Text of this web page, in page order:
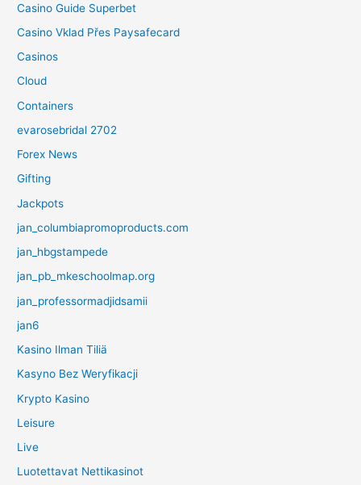
Casino Guide Superbet
Casino Vklad Přes Paysafecard
Casinos
Cloud
Containers
evarosebridal 2702
Forex News
Gifting
Jackpots
jan_columbiapromoproducts.com
jan_hbgstampede
jan_pb_mkeschoolmap.org
jan_professormadjidsamii
jan6
Kasino Ilman Tiliä
Kasyno Bez Weryfikacji
Krypto Kasino
Leisure
Live
Luotettavat Nettikasinot